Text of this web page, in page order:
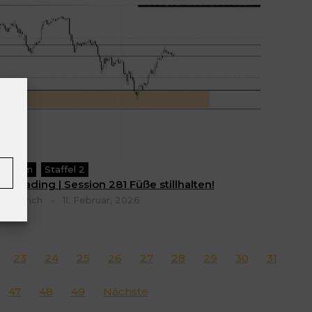
Staffel 2
Trading | Session 281 Füße stillhalten!
Ulrich 11. Februar, 2026
23 24 25 26 27 28 29 30 31
47 48 49 Nächste